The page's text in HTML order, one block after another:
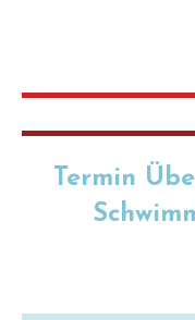
Termin